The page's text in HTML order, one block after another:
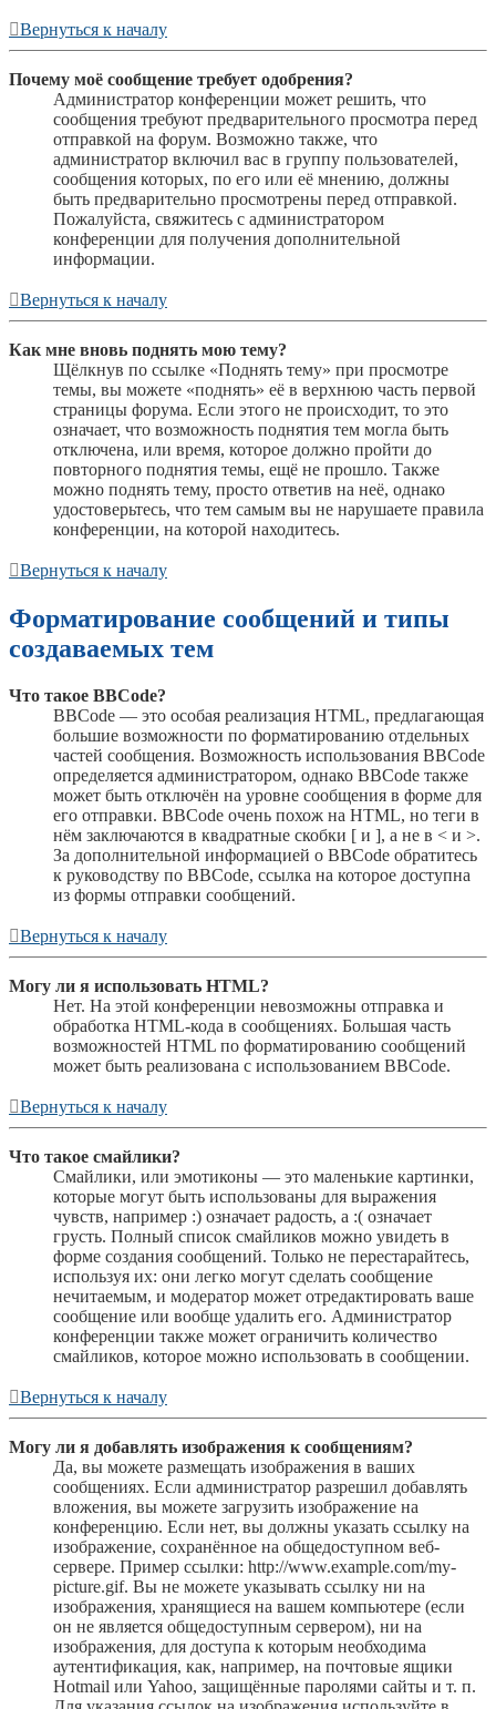
Вернуться к началу
Почему моё сообщение требует одобрения?
Администратор конференции может решить, что
сообщения требуют предварительного просмотра перед
отправкой на форум. Возможно также, что
администратор включил вас в группу пользователей,
сообщения которых, по его или её мнению, должны
быть предварительно просмотрены перед отправкой.
Пожалуйста, свяжитесь с администратором
конференции для получения дополнительной
информации.
Вернуться к началу
Как мне вновь поднять мою тему?
Щёлкнув по ссылке «Поднять тему» при просмотре
темы, вы можете «поднять» её в верхнюю часть первой
страницы форума. Если этого не происходит, то это
означает, что возможность поднятия тем могла быть
отключена, или время, которое должно пройти до
повторного поднятия темы, ещё не прошло. Также
можно поднять тему, просто ответив на неё, однако
удостоверьтесь, что тем самым вы не нарушаете правила
конференции, на которой находитесь.
Вернуться к началу
Форматирование сообщений и типы
создаваемых тем
Что такое BBCode?
BBCode — это особая реализация HTML, предлагающая
большие возможности по форматированию отдельных
частей сообщения. Возможность использования BBCode
определяется администратором, однако BBCode также
может быть отключён на уровне сообщения в форме для
его отправки. BBCode очень похож на HTML, но теги в
нём заключаются в квадратные скобки [ и ], а не в < и >.
За дополнительной информацией о BBCode обратитесь
к руководству по BBCode, ссылка на которое доступна
из формы отправки сообщений.
Вернуться к началу
Могу ли я использовать HTML?
Нет. На этой конференции невозможны отправка и
обработка HTML-кода в сообщениях. Большая часть
возможностей HTML по форматированию сообщений
может быть реализована с использованием BBCode.
Вернуться к началу
Что такое смайлики?
Смайлики, или эмотиконы — это маленькие картинки,
которые могут быть использованы для выражения
чувств, например :) означает радость, а :( означает
грусть. Полный список смайликов можно увидеть в
форме создания сообщений. Только не перестарайтесь,
используя их: они легко могут сделать сообщение
нечитаемым, и модератор может отредактировать ваше
сообщение или вообще удалить его. Администратор
конференции также может ограничить количество
смайликов, которое можно использовать в сообщении.
Вернуться к началу
Могу ли я добавлять изображения к сообщениям?
Да, вы можете размещать изображения в ваших
сообщениях. Если администратор разрешил добавлять
вложения, вы можете загрузить изображение на
конференцию. Если нет, вы должны указать ссылку на
изображение, сохранённое на общедоступном веб-
сервере. Пример ссылки: http://www.example.com/my-
picture.gif. Вы не можете указывать ссылку ни на
изображения, хранящиеся на вашем компьютере (если
он не является общедоступным сервером), ни на
изображения, для доступа к которым необходима
аутентификация, как, например, на почтовые ящики
Hotmail или Yahoo, защищённые паролями сайты и т. п.